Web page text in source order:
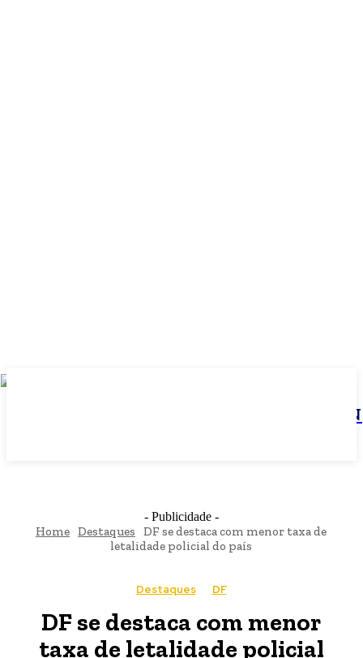
JBN
- Publicidade -
Home Destaques
DF se destaca com menor taxa de
letalidade policial do país
Destaques DF
DF se destaca com menor
taxa de letalidade policial